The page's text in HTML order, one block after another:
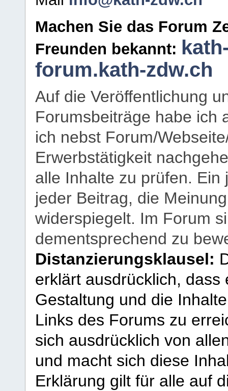
Machen Sie das Forum
Freunden bekannt:
forum.kath-zdw.ch
Auf die Veröffentlichung
Forumsbeiträge habe ich
ich nebst Forum/
Erwerbstätigkeit
alle Inhalte zu prüfen.
jeder Beitrag, die
widerspiegelt. Im Forum
dementsprechend zu
Distanzierungsklausel:
erklärt ausdrücklich,
Gestaltung und die
Links des Forums zu
sich ausdrücklich von
und macht sich diese
Erklärung gilt für alle auf